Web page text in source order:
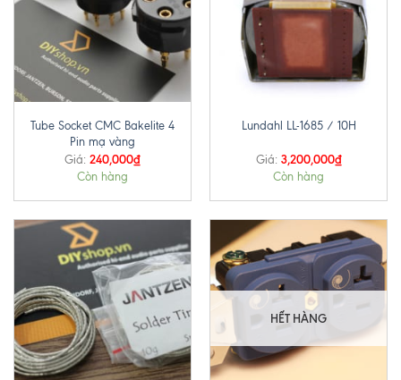
Tube Socket CMC Bakelite 4
Pin mạ vàng
Giá: 240,000₫
Còn hàng
Lundahl LL-1685 / 10H
Giá: 3,200,000₫
Còn hàng
HẾT HÀNG